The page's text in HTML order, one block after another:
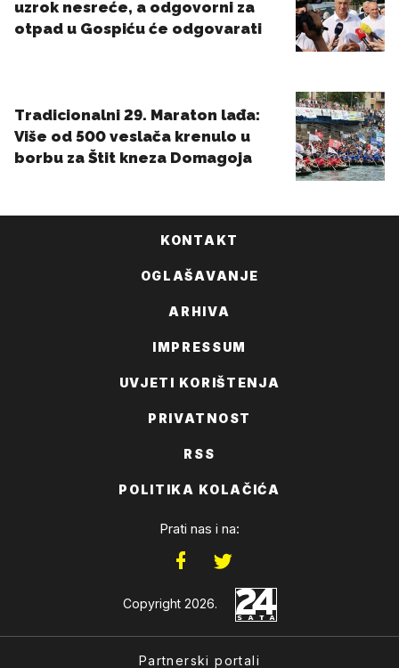
KONTAKT
OGLAŠAVANJE
ARHIVA
IMPRESSUM
UVJETI KORIŠTENJA
PRIVATNOST
RSS
POLITIKA KOLAČIĆA
Prati nas i na:
Copyright 2026.
Partnerski portali